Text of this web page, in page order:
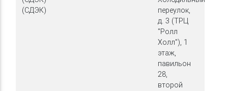
(СДЭК)
переулок,
д. 3 (ТРЦ
"Ролл
Холл"), 1
этаж,
павильон
28,
второй